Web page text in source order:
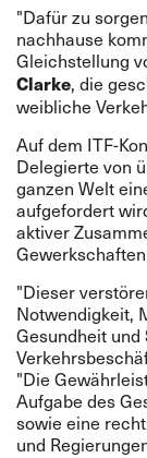
"Dafür zu
nachhause
Gleichstellung
Clarke, die
weibliche
Auf dem ITF-
Delegierte von
ganzen Welt
aufgefordert
aktiver
"Dieser
Notwendigkeit,
Gesundheit
"Die
Aufgabe des
sowie eine
und